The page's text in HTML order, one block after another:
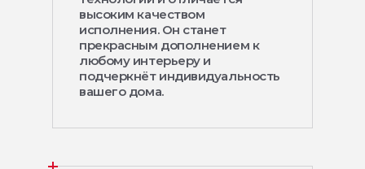
высоким качеством
исполнения. Он станет
прекрасным дополнением к
любому интерьеру и
подчеркнёт индивидуальность
вашего дома.